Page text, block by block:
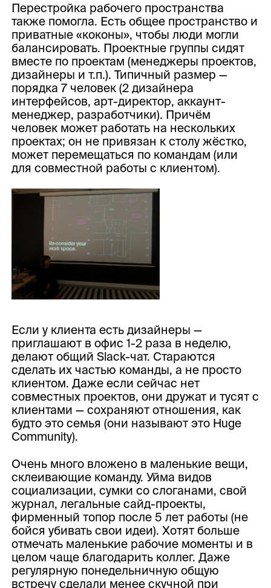
Перестройка рабочего пространства
также помогла. Есть общее пространство и
приватные «коконы», чтобы люди могли
балансировать. Проектные группы сидят
вместе по проектам (менеджеры проектов,
дизайнеры и т.п.). Типичный размер —
порядка 7 человек (2 дизайнера
интерфейсов, арт-директор, аккаунт-
менеджер, разработчики). Причём
человек может работать на нескольких
проектах; он не привязан к столу жёстко,
может перемещаться по командам (или
для совместной работы с клиентом).
Если у клиента есть дизайнеры —
приглашают в офис 1-2 раза в неделю,
делают общий Slack-чат. Стараются
сделать их частью команды, а не просто
клиентом. Даже если сейчас нет
совместных проектов, они дружат и тусят с
клиентами — сохраняют отношения, как
будто это семья (они называют это Huge
Community).
Очень много вложено в маленькие вещи,
склеивающие команду. Уйма видов
социализации, сумки со слоганами, свой
журнал, легальные сайд-проекты,
фирменный топор после 5 лет работы (не
бойся убивать свои идеи). Хотят больше
отмечать маленькие рабочие моменты и в
целом чаще благодарить коллег. Даже
регулярную понедельничную общую
встречу сделали менее скучной при